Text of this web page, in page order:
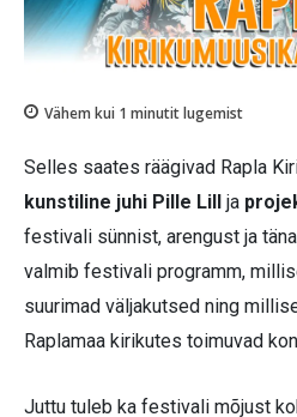
Vähem kui 1 minutit lugemist
Selles saates räägivad Rapla
kunstiline juhi Pille Lill
ja
festivali sünnist, arengust ja
valmib festivali programm,
suurimad väljakutsed ning
Raplamaa kirikutes toimuvad
Juttu tuleb ka festivali mõjust